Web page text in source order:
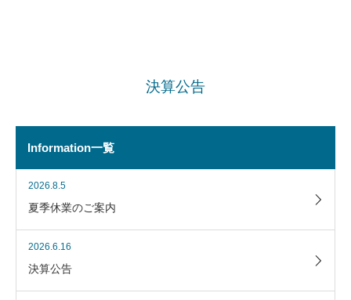
決算公告
Information一覧
2026.8.5
夏季休業のご案内
2026.6.16
決算公告